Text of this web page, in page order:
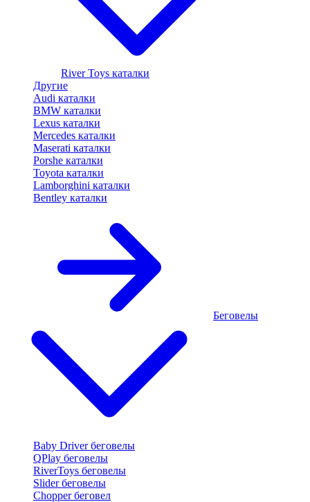
River Toys каталки
Другие
Audi каталки
BMW каталки
Lexus каталки
Mercedes каталки
Maserati каталки
Porshe каталки
Toyota каталки
Lamborghini каталки
Bentley каталки
Беговелы
Baby Driver беговелы
QPlay беговелы
RiverToys беговелы
Slider беговелы
Chopper беговел